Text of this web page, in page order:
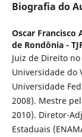
Biografia do
Oscar Francisco
de Rondônia -
Juiz de Direito
Universidade do
Universidade
2008). Mestre
2010). Diretor-
Estaduais